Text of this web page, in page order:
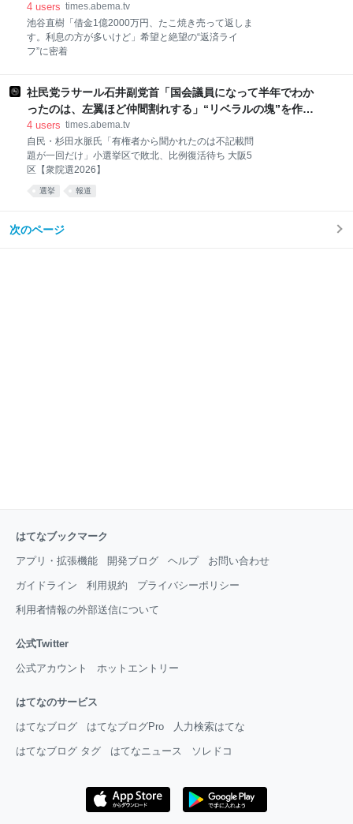
エンタメ総合 | ABEMA TIMES | アベマタイムズ
4 users times.abema.tv
池谷直樹「借金1億2000万円、たこ焼き売って返しま
す。利息の方が多いけど」希望と絶望の“返済ライ
フ”に密着
社民党ラサール石井副党首「国会議員になって半年でわか
ったのは、左翼ほど仲間割れする」“リベラルの塊”を作る
と意欲 | 政治 | ABEMA TIMES | アベマタイムズ
4 users times.abema.tv
自民・杉田水脈氏「有権者から聞かれたのは不記載問
題が一回だけ」小選挙区で敗北、比例復活待ち 大阪5
区【衆院選2026】
選挙 報道
次のページ
はてなブックマーク
アプリ・拡張機能 開発ブログ ヘルプ お問い合わせ
ガイドライン 利用規約 プライバシーポリシー
利用者情報の外部送信について
公式Twitter
公式アカウント ホットエントリー
はてなのサービス
はてなブログ はてなブログPro 人力検索はてな
はてなブログ タグ はてなニュース ソレドコ